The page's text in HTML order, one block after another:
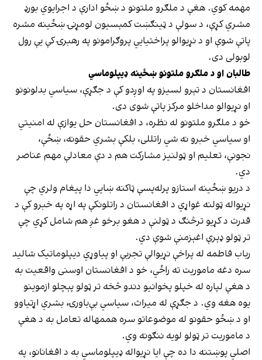
مهمه کوي. هغې د ملګرو ملتونو د ښځو ادارې د اجرایوي بورډ
مشري کړې، د سولې د ټینګښت کمېسیون لومړنۍ ښځینه مشره
پاتې شوې او د نړیوالو پراختیايي پروګرامونو په رهبرۍ کې یې رول
لوبولی دی.
طالبان او د ملګرو ملتونو ښځینه ډیپلوماسي
افغانستان د تېرو لسیزو په اوږدو کې د جګړې، سیاسي بدلونونو
او نړیوالو مداخلو مرکز پاتې شوی دی.
خو د ملګرو ملتونو له نظره، د افغانستان حل یوازې له امنیتي
او سیاسي خبرو نه شي راتللی، بلکې بشري حقونه، ښځې،
نجونې، تعلیم او ټولنیز مشارکت هم د دې معادلې مهم عناصر
دي.
د دریو ښځینه استازو پرله‌پسې ټاکنه ښايي دا پیغام ولري چې
نړیواله ټولنه غواړي د افغانستان د راتلونکې په اړه په خبرو کې د
قدرت د کړیو ترڅنګ د ټولنې د هغو برخو غږ هم شامل کړي چې
تر ټولو ډېرې اغېزمنې شوې دي.
رباب فاطمه له پراخې نړیوالې تجربې او پیاوړي دیپلوماتیک شالید
سره دغه ماموریت ته راځي، خو د افغانستان اوسنی واقعیت به
د هغې لپاره له خپلو پخوانیو دندو څخه تر ټولو پېچلو ازموینو
یوه هغه وي. د جګړې له میراث، سیاسي بې‌باورۍ، بشري اړتیاوو
او د ښځو حقونو له موضوعاتو سره هممهاله تعامل به د هغې
د ماموریت تر ټولو لویه ننګونه وي.
اصلي پوښتنه دا ده چې ایا نړیواله ډیپلوماسي به د افغانانو، په